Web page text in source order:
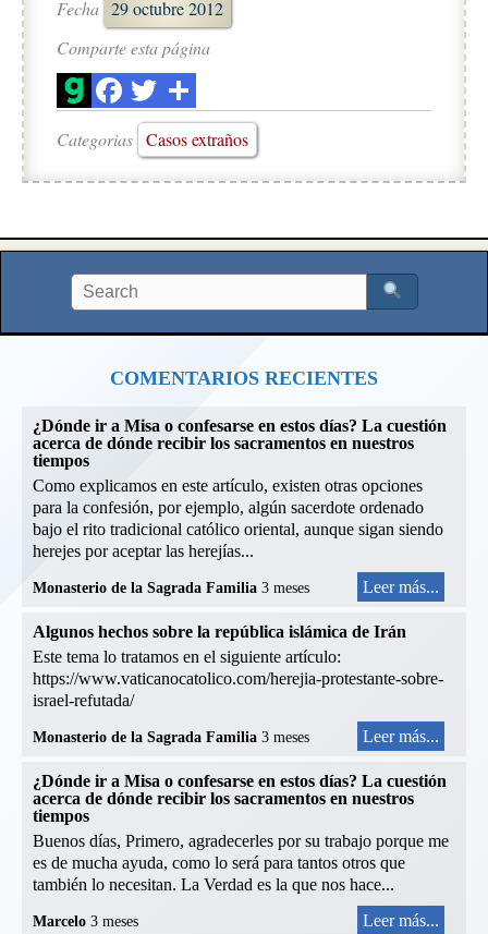
Fecha 29 octubre 2012
Comparte esta página
Categorias Casos extraños
COMENTARIOS RECIENTES
¿Dónde ir a Misa o confesarse en estos días? La cuestión
acerca de dónde recibir los sacramentos en nuestros
tiempos
Como explicamos en este artículo, existen otras opciones
para la confesión, por ejemplo, algún sacerdote ordenado
bajo el rito tradicional católico oriental, aunque sigan siendo
herejes por aceptar las herejías...
Monasterio de la Sagrada Familia 3 meses Leer más...
Algunos hechos sobre la república islámica de Irán
Este tema lo tratamos en el siguiente artículo:
https://www.vaticanocatolico.com/herejia-protestante-sobre-
israel-refutada/
Monasterio de la Sagrada Familia 3 meses Leer más...
¿Dónde ir a Misa o confesarse en estos días? La cuestión
acerca de dónde recibir los sacramentos en nuestros
tiempos
Buenos días, Primero, agradecerles por su trabajo porque me
es de mucha ayuda, como lo será para tantos otros que
también lo necesitan. La Verdad es la que nos hace...
Marcelo 3 meses Leer más...